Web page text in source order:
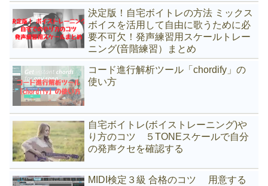
決定版！自宅ボイトレの方法 ミックス
ボイスを活用して自由に歌うために必
要不可欠！発声練習用スケールトレー
ニング(音階練習）まとめ
コード進行解析ツール「chordify」の
使い方
自宅ボイトレ(ボイストレーニング)や
り方のコツ ５TONEスケールで自分
の発声クセを確認する
MIDI検定３級 合格のコツ 用意する